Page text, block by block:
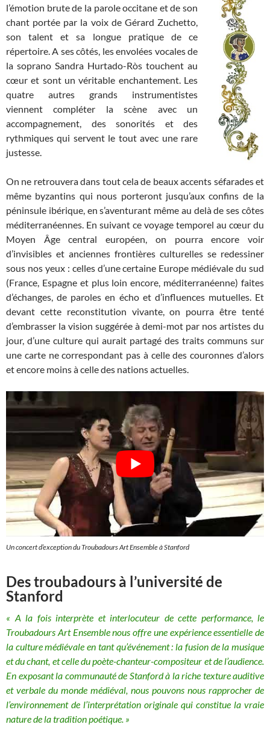
l’émotion brute de la parole occitane et de son
chant portée par la voix de Gérard Zuchetto,
son talent et sa longue pratique de ce
répertoire. A ses côtés, les envolées vocales de
la soprano Sandra Hurtado-Ròs touchent au
cœur et sont un véritable enchantement. Les
quatre autres grands instrumentistes
viennent compléter la scène avec un
accompagnement, des sonorités et des
rythmiques qui servent le tout avec une rare
justesse.
On ne retrouvera dans tout cela de beaux accents séfarades et
même byzantins qui nous porteront jusqu’aux confins de la
péninsule ibérique, en s’aventurant même au delà de ses côtes
méditerranéennes. En suivant ce voyage temporel au cœur du
Moyen Âge central européen, on pourra encore voir
d’invisibles et anciennes frontières culturelles se redessiner
sous nos yeux : celles d’une certaine Europe médiévale du sud
(France, Espagne et plus loin encore, méditerranéenne) faites
d’échanges, de paroles en écho et d’influences mutuelles. Et
devant cette reconstitution vivante, on pourra être tenté
d’embrasser la vision suggérée à demi-mot par nos artistes du
jour, d’une culture qui aurait partagé des traits communs sur
une carte ne correspondant pas à celle des couronnes d’alors
et encore moins à celle des nations actuelles.
Un concert d’exception du Troubadours Art Ensemble à Stanford
Des troubadours à l’université de
Stanford
« A la fois interprète et interlocuteur de cette performance, le
Troubadours Art Ensemble nous offre une expérience essentielle de
la culture médiévale en tant qu’événement : la fusion de la musique
et du chant, et celle du poète-chanteur-compositeur et de l’audience.
En exposant la communauté de Stanford à la riche texture auditive
et verbale du monde médiéval, nous pouvons nous rapprocher de
l’environnement de l’interprétation originale qui constitue la vraie
nature de la tradition poétique. »